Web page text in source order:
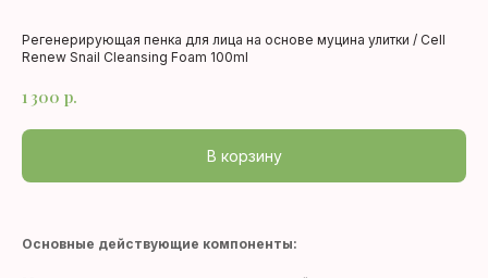
Регенерирующая пенка для лица на основе муцина улитки / Cell
Renew Snail Cleansing Foam 100ml
1 300 р.
В корзину
Основные действующие компоненты: